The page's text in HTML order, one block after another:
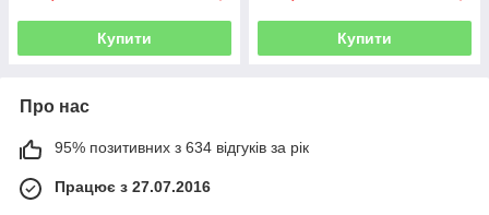
Купити Купити
Про нас
95% позитивних з 634 відгуків за рік
Працює з 27.07.2016